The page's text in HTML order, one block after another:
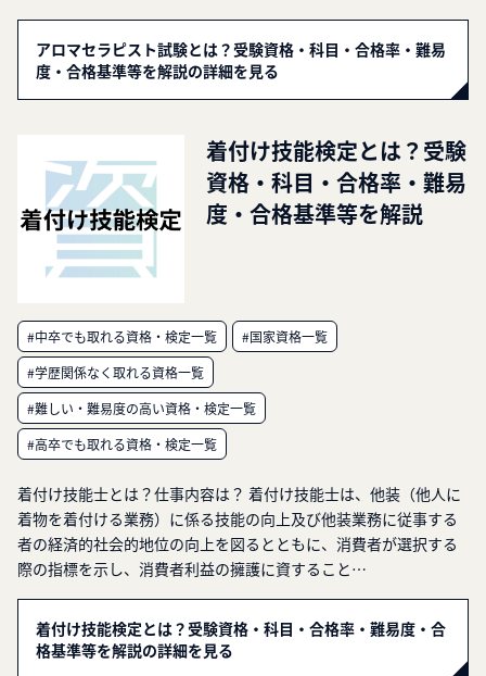
アロマセラピスト試験とは？受験資格・科目・合格率・難易
度・合格基準等を解説の詳細を見る
着付け技能検定とは？受験
資格・科目・合格率・難易
度・合格基準等を解説
#中卒でも取れる資格・検定一覧
#国家資格一覧
#学歴関係なく取れる資格一覧
#難しい・難易度の高い資格・検定一覧
#高卒でも取れる資格・検定一覧
着付け技能士とは？仕事内容は？ 着付け技能士は、他装（他人に
着物を着付ける業務）に係る技能の向上及び他装業務に従事する
者の経済的社会的地位の向上を図るとともに、消費者が選択する
際の指標を示し、消費者利益の擁護に資すること…
着付け技能検定とは？受験資格・科目・合格率・難易度・合
格基準等を解説の詳細を見る